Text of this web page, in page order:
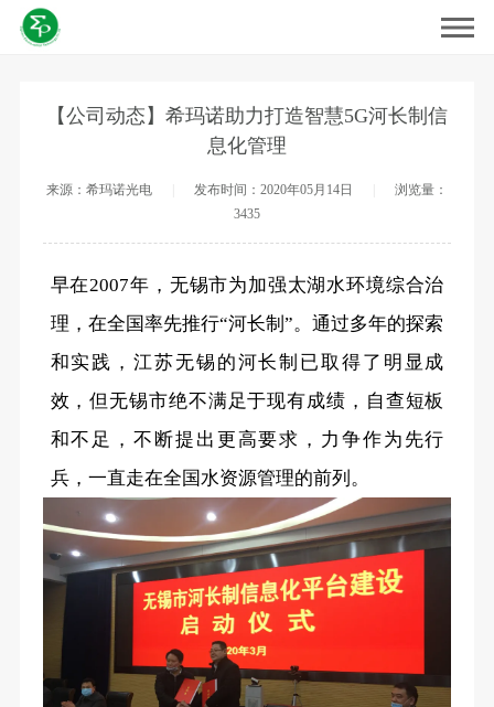
【公司动态】希玛诺助力打造智慧5G河长制信
息化管理
来源：希玛诺光电 发布时间：2020年05月14日
浏览量：
3435
早在2007年，无锡市为加强太湖水环境综合治
理，在全国率先推行“河长制”。通过多年的探索
和实践，江苏无锡的河长制已取得了明显成
效，但无锡市绝不满足于现有成绩，自查短板
和不足，不断提出更高要求，力争作为先行
兵，一直走在全国水资源管理的前列。